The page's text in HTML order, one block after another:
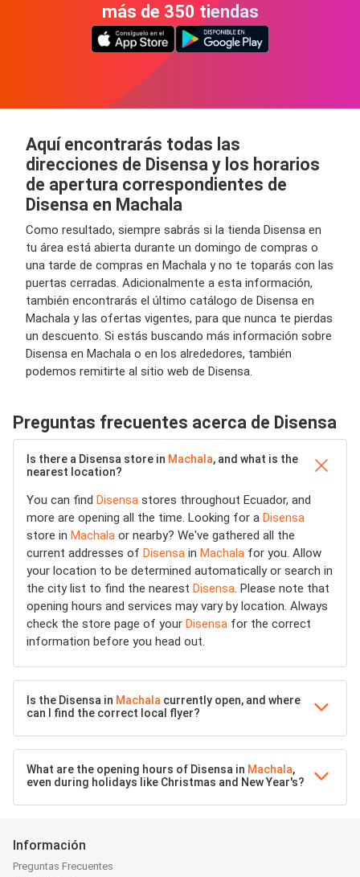
más de 350 tiendas
Aquí encontrarás todas las
direcciones de Disensa y los horarios
de apertura correspondientes de
Disensa en Machala
Como resultado, siempre sabrás si la tienda Disensa en
tu área está abierta durante un domingo de compras o
una tarde de compras en Machala y no te toparás con las
puertas cerradas. Adicionalmente a esta información,
también encontrarás el último catálogo de Disensa en
Machala y las ofertas vigentes, para que nunca te pierdas
un descuento. Si estás buscando más información sobre
Disensa en Machala o en los alrededores, también
podemos remitirte al sitio web de Disensa.
Preguntas frecuentes acerca de Disensa
Is there a Disensa store in Machala, and what is the
nearest location?
You can find Disensa stores throughout Ecuador, and
more are opening all the time. Looking for a Disensa
store in Machala or nearby? We've gathered all the
current addresses of Disensa in Machala for you. Allow
your location to be determined automatically or search in
the city list to find the nearest Disensa. Please note that
opening hours and services may vary by location. Always
check the store page of your Disensa for the correct
information before you head out.
Is the Disensa in Machala currently open, and where
can I find the correct local flyer?
What are the opening hours of Disensa in Machala,
even during holidays like Christmas and New Year's?
Información
Preguntas Frecuentes